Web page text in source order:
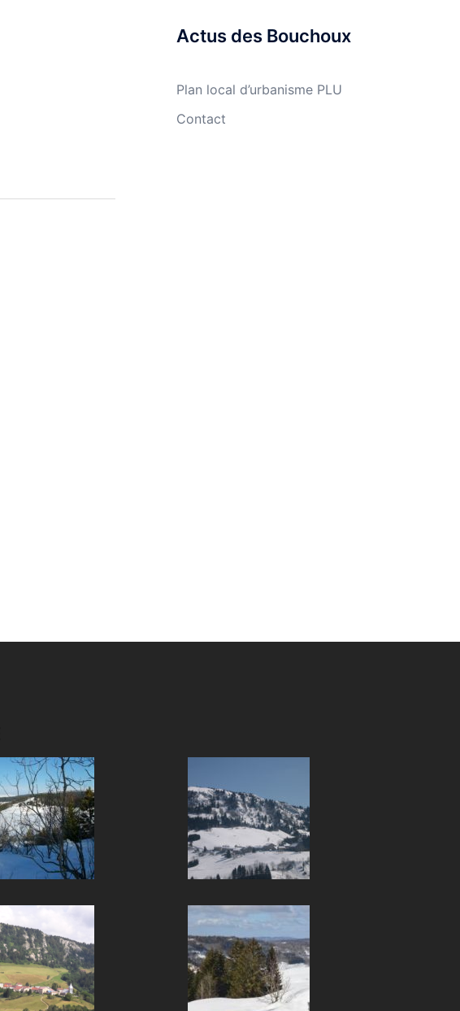
Actus des Bouchoux
Plan local d’urbanisme PLU
Contact